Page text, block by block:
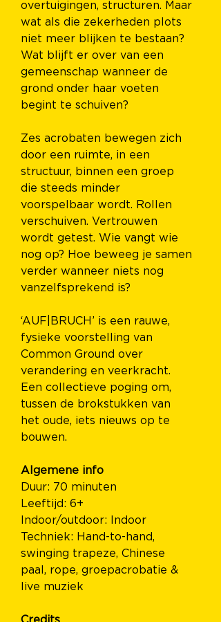
overtuigingen, structuren. Maar
wat als die zekerheden plots
niet meer blijken te bestaan?
Wat blijft er over van een
gemeenschap wanneer de
grond onder haar voeten
begint te schuiven?
Zes acrobaten bewegen zich
door een ruimte, in een
structuur, binnen een groep
die steeds minder
voorspelbaar wordt. Rollen
verschuiven. Vertrouwen
wordt getest. Wie vangt wie
nog op? Hoe beweeg je samen
verder wanneer niets nog
vanzelfsprekend is?
‘AUF|BRUCH’ is een rauwe,
fysieke voorstelling van
Common Ground over
verandering en veerkracht.
Een collectieve poging om,
tussen de brokstukken van
het oude, iets nieuws op te
bouwen.
Algemene info
Duur: 70 minuten
Leeftijd: 6+
Indoor/outdoor: Indoor
Techniek: Hand-to-hand,
swinging trapeze, Chinese
paal, rope, groepacrobatie &
live muziek